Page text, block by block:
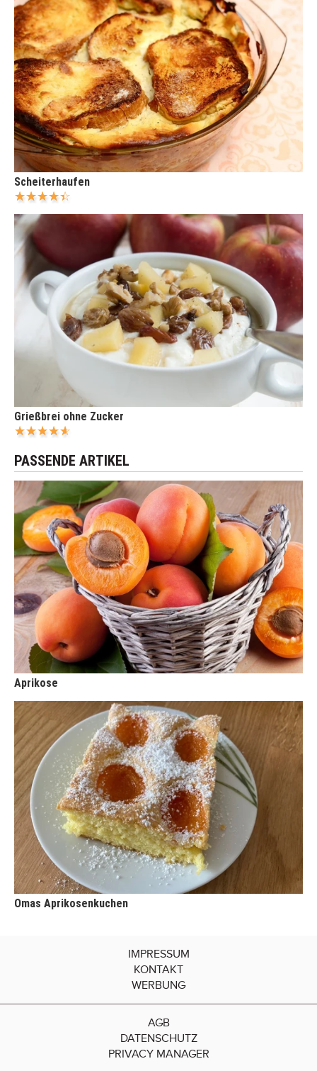
Scheiterhaufen
Grießbrei ohne Zucker
PASSENDE ARTIKEL
Aprikose
Omas Aprikosenkuchen
IMPRESSUM
KONTAKT
WERBUNG
AGB
DATENSCHUTZ
PRIVACY MANAGER